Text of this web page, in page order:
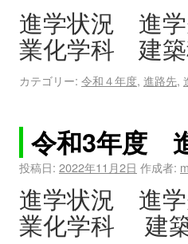
進学状況 進
業化学科 建
カテゴリー: 令和４年度, 進路先,
令和3年度
投稿日: 2022年11月2日 作成者:
進学状況 進
業化学科 建